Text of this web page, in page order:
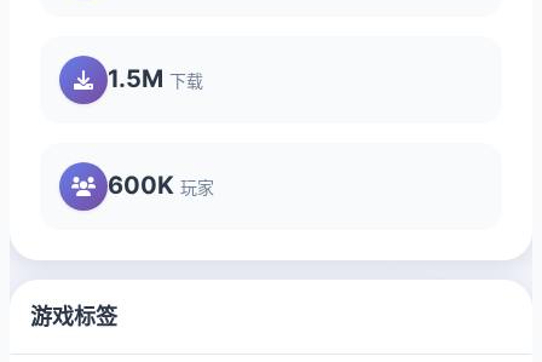
1.5M 下载
600K 玩家
游戏标签